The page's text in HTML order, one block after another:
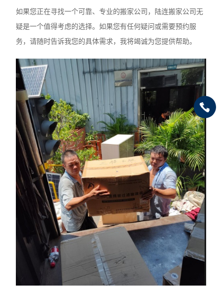
如果您正在寻找一个可靠、专业的搬家公司，陆连搬家公司无
疑是一个值得考虑的选择。如果您有任何疑问或需要预约服
务，请随时告诉我您的具体需求，我将竭诚为您提供帮助。